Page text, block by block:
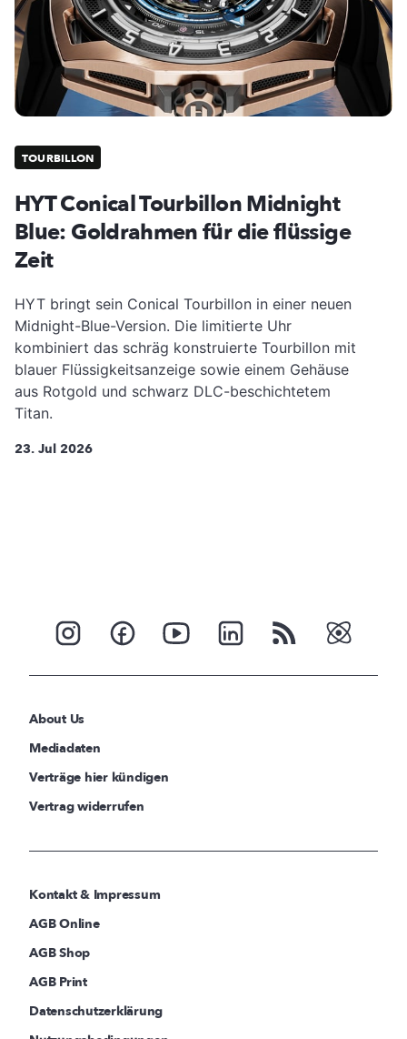
TOURBILLON
HYT Conical Tourbillon Midnight
Blue: Goldrahmen für die flüssige
Zeit
HYT bringt sein Conical Tourbillon in einer neuen
Midnight-Blue-Version. Die limitierte Uhr
kombiniert das schräg konstruierte Tourbillon mit
blauer Flüssigkeitsanzeige sowie einem Gehäuse
aus Rotgold und schwarz DLC-beschichtetem
Titan.
23. Jul 2026
About Us
Mediadaten
Verträge hier kündigen
Vertrag widerrufen
Kontakt & Impressum
AGB Online
AGB Shop
AGB Print
Datenschutzerklärung